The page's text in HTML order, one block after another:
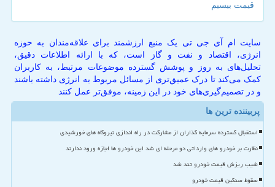
قیمت بیسیم
سایت ام آی جی تی یک منبع ارزشمند برای علاقه‌مندان به حوزه
انرژی، اقتصاد و نفت و گاز است، که با ارائه اطلاعات دقیق،
تحلیل‌های به روز و پوشش گسترده موضوعات مرتبط، به کاربران
کمک می‌کند تا درک عمیق‌تری از مسائل مربوط به انرژی داشته باشند
و در تصمیم‌گیری‌های خود در این زمینه، موفق‌تر عمل کنند
پربیننده ترین ها
استقبال گسترده سرمایه گذاران از مشارکت در راه اندازی نیروگاه های خورشیدی
نظارت بر خودرو های وارداتی دو مرحله ای شد این خودرو ها اجازه ورود ندارند
شیب ریزش قیمت خودرو تند شد
سقوط سنگین قیمت خودرو